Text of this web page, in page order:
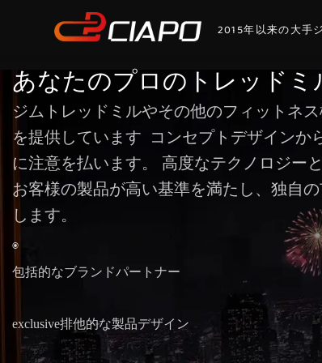
2015年以来の大手
あなたのプロのトレッドミ
ジムトレッドミルやその他のフィットネ
を提供しています コンセプトデザインか
に注意を払います。 高度なテクノロジー
お客様の製品が高い基準を満たし、独自
します。
◉
包括的なブランドパートナー
exclusive排他的な製品デザイン